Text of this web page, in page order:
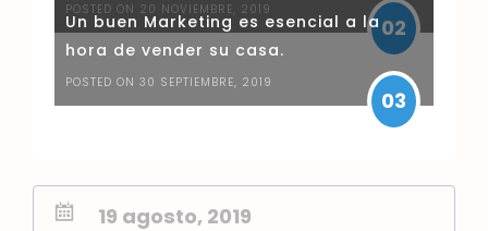
POSTED ON 20 NOVIEMBRE, 2019
02
Un buen Marketing es esencial a la
hora de vender su casa.
POSTED ON 30 SEPTIEMBRE, 2019
03
19 agosto, 2019